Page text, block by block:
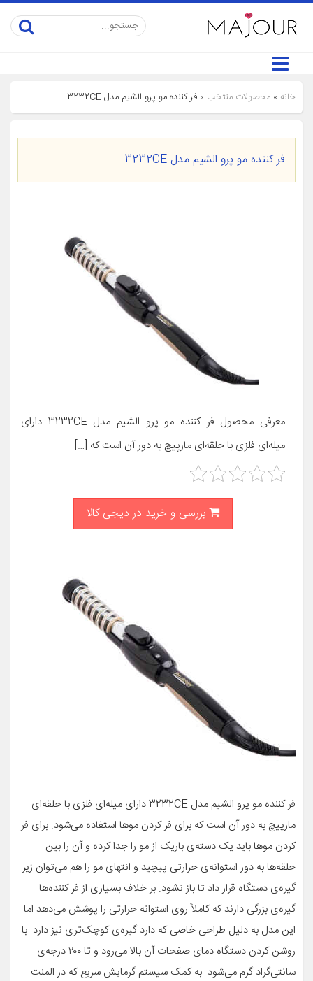
خانه » محصولات منتخب » فر کننده مو پرو الشیم مدل 3232CE
فر کننده مو پرو الشیم مدل 3232CE
معرفی محصول فر کننده مو پرو الشیم مدل 3232CE دارای
میله‌ای فلزی با حلقه‌ای مارپیچ به دور آن است که […]
بررسی و خرید در دیجی کالا
فر کننده مو پرو الشیم مدل 3232CE دارای میله‌ای فلزی با حلقه‌ای
مارپیچ به دور آن است که برای فر کردن موها استفاده می‌شود. برای فر
کردن موها باید یک دسته‌ی باریک از مو را جدا کرده و آن را بین
حلقه‌ها به دور استوانه‌ی حرارتی پیچید و انتهای مو را هم می‌توان زیر
گیره‌ی دستگاه قرار داد تا باز نشود. بر خلاف بسیاری از فر کننده‌ها
گیره‌ی بزرگی دارند که کاملاً روی استوانه حرارتی را پوشش می‌دهد اما
این مدل به دلیل طراحی خاصی که دارد گیره‌ی کوچک‌تری نیز دارد. با
روشن کردن دستگاه دمای صفحات آن بالا می‌رود و تا ۲۰۰ درجه‌ی
سانتی‌گراد گرم می‌شود. به کمک سیستم گرمایش سریع که در المنت